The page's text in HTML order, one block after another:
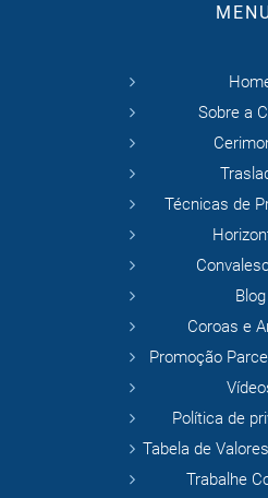
Sobre a
Técnicas de
Blog
Coroas e
Promoção
Política de
Tabela de
Trabalhe